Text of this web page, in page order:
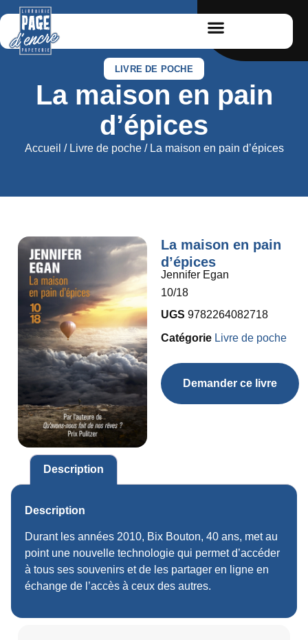
LIVRE DE POCHE
La maison en pain
d’épices
Accueil / Livre de poche/ La maison en pain d’épices
La maison en pain
d’épices
Jennifer Egan
10/18
UGS 9782264082718
Catégorie Livre de poche
Demander ce livre
Description
Description
Durant les années 2010, Bix Bouton, 40 ans, met au
point une nouvelle technologie qui permet d’accéder
à tous ses souvenirs et de les partager en ligne en
échange de l’accès à ceux des autres.